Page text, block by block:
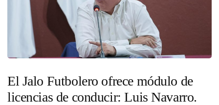
El Jalo Futbolero ofrece módulo de
licencias de conducir: Luis Navarro.